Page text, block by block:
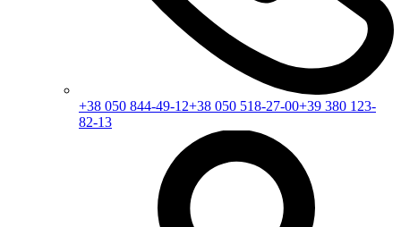
+38 050 844-49-12+38 050 518-27-00+39 380 123-
82-13